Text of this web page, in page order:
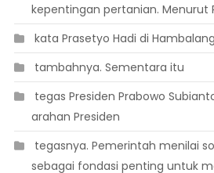
kepentingan pertanian. Menurut
 kata Prasetyo Hadi di Hambalang
 tambahnya. Sementara itu
 tegas Presiden Prabowo
arahan Presiden
 tegasnya. Pemerintah menilai
sebagai fondasi penting untuk